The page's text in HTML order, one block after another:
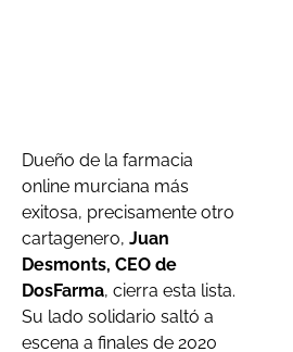
Dueño de la farmacia
online murciana más
exitosa, precisamente otro
cartagenero, Juan
Desmonts, CEO de
DosFarma, cierra esta lista.
Su lado solidario saltó a
escena a finales de 2020